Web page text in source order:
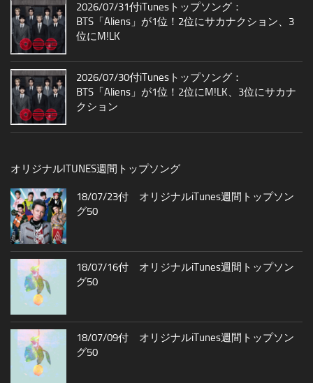
2026/07/31付iTunesトップソング：
BTS「Aliens」が1位！2位にサカナクション、3
位にM!LK
2026/07/30付iTunesトップソング：
BTS「Aliens」が1位！2位にM!LK、3位にサカナ
クション
オリジナルITUNES週間トップソング
18/07/23付 オリジナルiTunes週間トップソン
グ50
18/07/16付 オリジナルiTunes週間トップソン
グ50
18/07/09付 オリジナルiTunes週間トップソン
グ50